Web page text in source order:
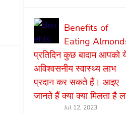
Benefits of
Eating
प्रतिदिन कुछ बादाम आपको
अविश्वसनीय स्वास्थ्य लाभ
प्रदान कर सकते हैं। आइए
जानते हैं क्या क्या मिलता है
Jul 12, 2023